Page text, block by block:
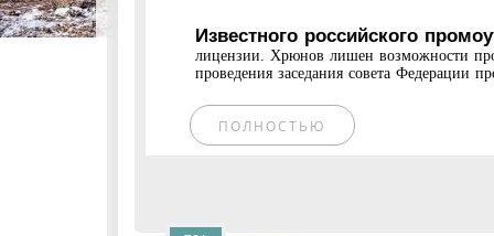
Известного российского
лицензии. Хрюнов лишен возможности
проведения заседания совета Федерации
ПОЛНОСТЬЮ